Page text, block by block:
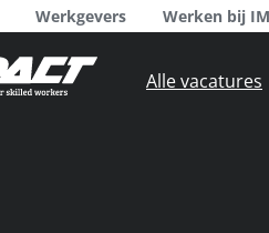
Werkgevers Werken bij
Alle vacatures